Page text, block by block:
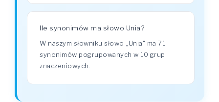
Ile synonimów ma słowo Unia?
W naszym słowniku słowo „Unia" ma 71
synonimów pogrupowanych w 10 grup
znaczeniowych.